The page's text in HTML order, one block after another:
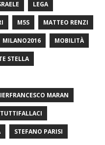
LEGA
M5S MATTEO RENZI
MILANO2016 MOBILITÀ
STELLA
MARAN
STEFANO PARISI